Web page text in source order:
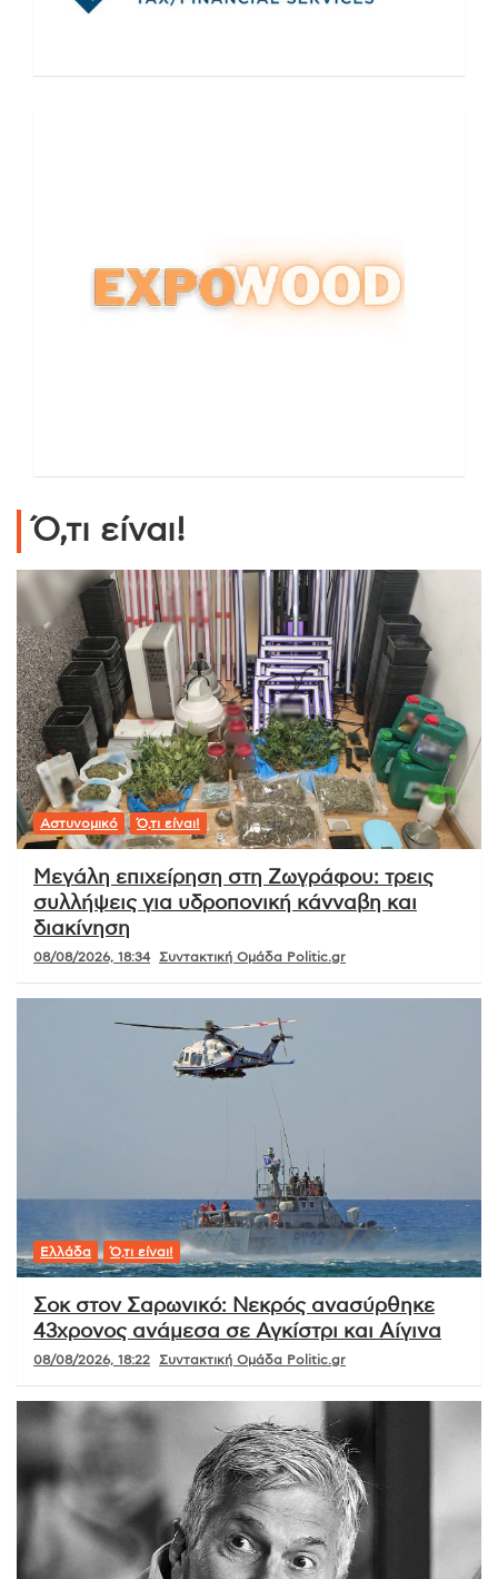
Ό,τι είναι!
Αστυνομικό Ό,τι είναι!
Μεγάλη επιχείρηση στη Ζωγράφου: τρεις
συλλήψεις για υδροπονική κάνναβη και
διακίνηση
08/08/2026, 18:34 Συντακτική Ομάδα Politic.gr
Ελλάδα Ό,τι είναι!
Σοκ στον Σαρωνικό: Νεκρός ανασύρθηκε
43χρονος ανάμεσα σε Αγκίστρι και Αίγινα
08/08/2026, 18:22 Συντακτική Ομάδα Politic.gr